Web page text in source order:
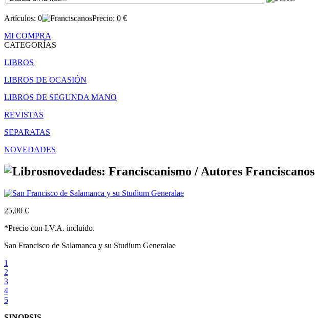
Artículos: 0 Precio: 0 €
MI COMPRA
CATEGORÍAS
LIBROS
LIBROS DE OCASIÓN
LIBROS DE SEGUNDA MANO
REVISTAS
SEPARATAS
NOVEDADES
novedades: Franciscanismo / Autores Franciscanos
25,00 €
*Precio con I.V.A. incluido.
San Francisco de Salamanca y su Studium Generalae
1
2
3
4
5